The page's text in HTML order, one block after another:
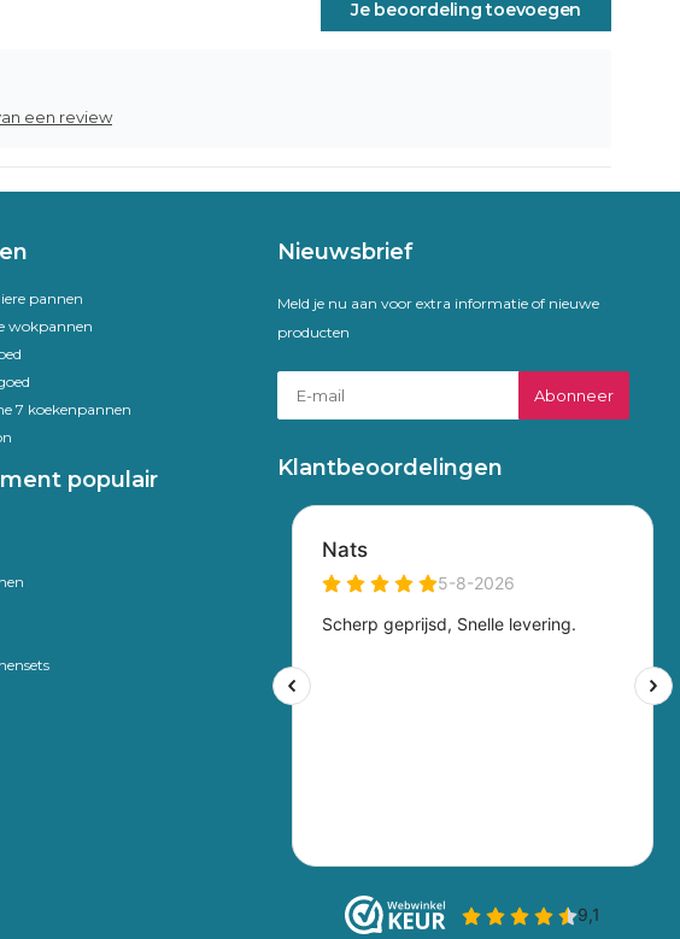
Je beoordeling toevoegen
een review
pannen
wokpannen
7 koekenpannen
populair
Nieuwsbrief
Meld je nu aan voor extra informatie of nieuwe
producten
Abonneer
Klantbeoordelingen